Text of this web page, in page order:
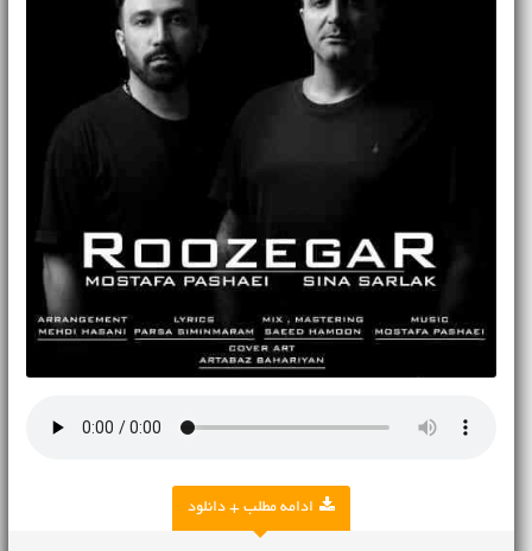
ادامه مطلب + دانلود